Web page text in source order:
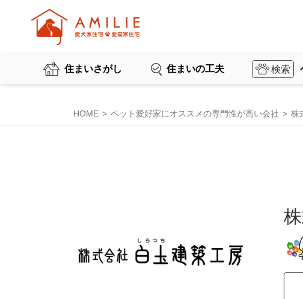
住まいさがし 住まいの工夫
HOME ペット愛好家にオススメの専門性が高い会社 株